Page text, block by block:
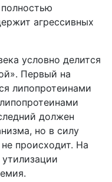
агрессивных
условно делится
Первый на
липопротеинами
должен
но в силу
происходит. На